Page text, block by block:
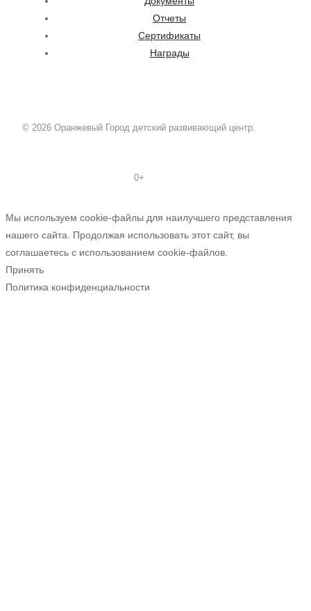
Отчеты
Сертификаты
Награды
© 2026 Оранжевый Город детский развивающий центр.
0+
Мы используем cookie-файлы для наилучшего представления
нашего сайта. Продолжая использовать этот сайт, вы
соглашаетесь с использованием cookie-файлов.
Принять
Политика конфиденциальности